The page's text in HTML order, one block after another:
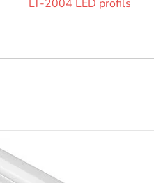
LT-2004 LED profils